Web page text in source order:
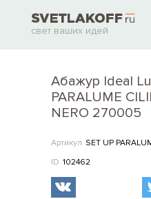
свет ваших идей
Абажур Ideal
PARALUME
NERO 270005
Артикул SET UP
ID 102462